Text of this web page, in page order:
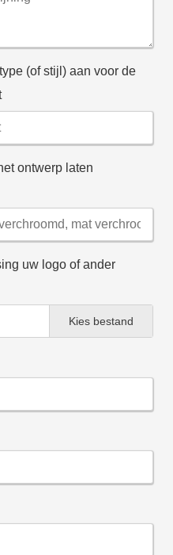
(of stijl) aan voor de
ontwerp laten
uw logo of ander
Kies bestand